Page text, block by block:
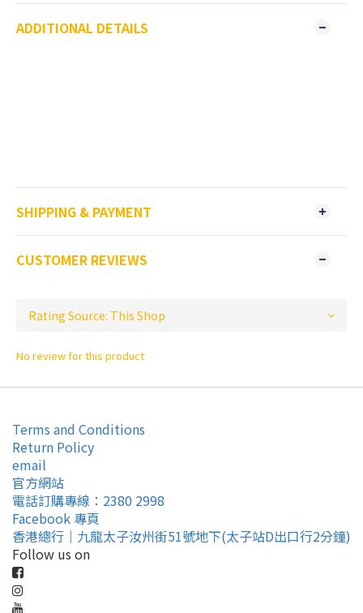
ADDITIONAL DETAILS
SHIPPING & PAYMENT
CUSTOMER REVIEWS
No review for this product
Terms and Conditions
Return Policy
email
官方網站
電話訂購專線：2380 2998
Facebook 專頁
香港總行｜九龍太子汝州街51號地下(太子站D出口行2分鐘)
Follow us on